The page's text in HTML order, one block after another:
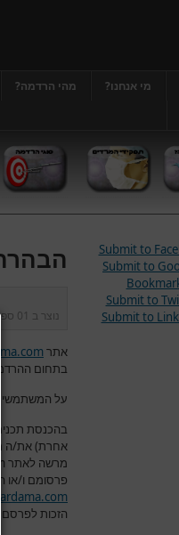
מי אנחנו? מהי הרדמה?
נוצר ב 01 ספטמבר 2013
אתר
בתחום
על המשתמשים
בהכנסת
אחרת) את/ה
מרשה לאתר
פרסומם ו/או
הזכות לפרסם